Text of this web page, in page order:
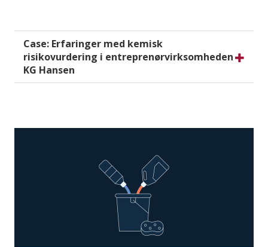
Case: Erfaringer med kemisk
risikovurdering i entreprenørvirksomheden
KG Hansen